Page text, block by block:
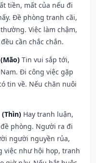
tiền, mất của nếu đi
Đề phòng tranh cãi,
Việc làm chậm,
cần chắc chắn.
Tin vui sắp tới,
Đi công việc gặp
tin về. Nếu chăn nuôi
(Thìn) Hay tranh luận,
phòng. Người ra đi
người nguyền rủa,
việc như hội họp, tranh